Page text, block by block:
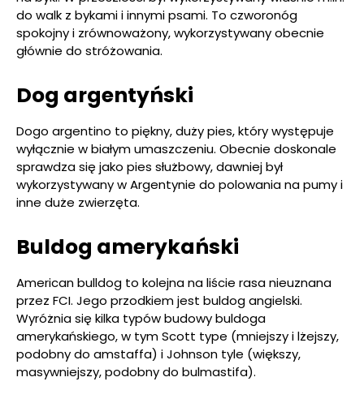
do walk z bykami i innymi psami. To czworonóg
spokojny i zrównoważony, wykorzystywany obecnie
głównie do stróżowania.
Dog argentyński
Dogo argentino to piękny, duży pies, który występuje
wyłącznie w białym umaszczeniu. Obecnie doskonale
sprawdza się jako pies służbowy, dawniej był
wykorzystywany w Argentynie do polowania na pumy i
inne duże zwierzęta.
Buldog amerykański
American bulldog to kolejna na liście rasa nieuznana
przez FCI. Jego przodkiem jest buldog angielski.
Wyróżnia się kilka typów budowy buldoga
amerykańskiego, w tym Scott type (mniejszy i lżejszy,
podobny do amstaffa) i Johnson tyle (większy,
masywniejszy, podobny do bulmastifa).